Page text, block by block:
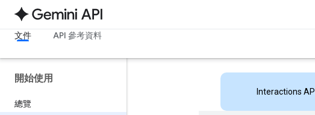
文件 API 參考資料
開始使用
總覽
Interactions API